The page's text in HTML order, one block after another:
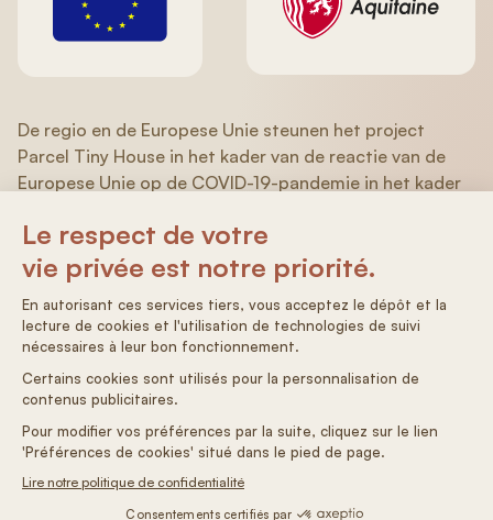
De regio en de Europese Unie steunen het project
Parcel Tiny House in het kader van de reactie van de
Europese Unie op de COVID-19-pandemie in het kader
(Aquitaine/Limousin/Poitou-Charentes).
Algemene verkoopvoorwaarden
Algemene voorwaarden
Privacybeleid
Studioproductie Meta